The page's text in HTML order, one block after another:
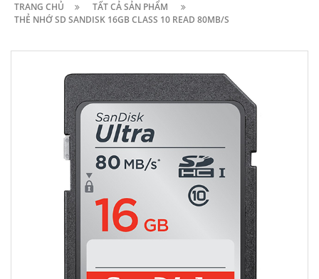
TRANG CHỦ
TẤT CẢ SẢN PHẨM
THẺ NHỚ SD SANDISK 16GB CLASS 10 READ 80MB/S